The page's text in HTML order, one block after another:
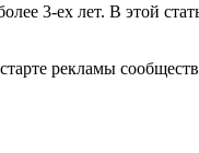
3-ех лет. В этой
рекламы